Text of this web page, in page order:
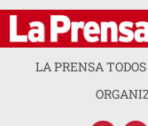
LA PRENSA